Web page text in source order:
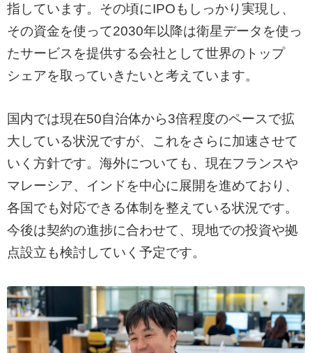
指しています。その頃にIPOもしっかり実現し、
その資金を使って2030年以降は衛星データを使っ
たサービスを提供する会社として世界のトップ
シェアを取っていきたいと考えています。
国内では現在50自治体から3倍程度のペースで拡
大している状況ですが、これをさらに加速させて
いく方針です。海外についても、現在フランスや
マレーシア、インドを中心に展開を進めており、
各国でも対応できる体制を整えている状況です。
今後は契約の進捗に合わせて、現地での投資や拠
点設立も検討していく予定です。